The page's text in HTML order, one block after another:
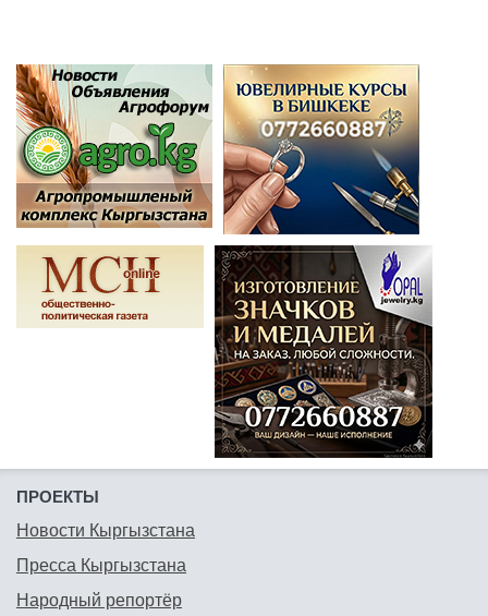
ПРОЕКТЫ
Новости Кыргызстана
Пресса Кыргызстана
Народный репортёр